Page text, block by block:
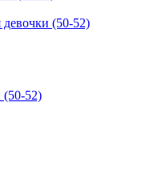
(50-52)
(50-52)